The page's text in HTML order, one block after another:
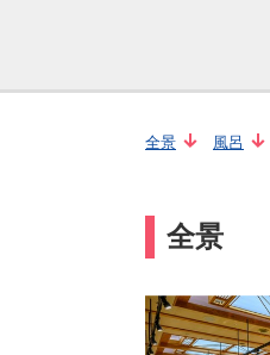
全景 風呂
全景